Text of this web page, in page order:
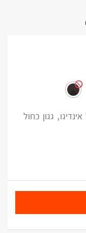
גגון כחול